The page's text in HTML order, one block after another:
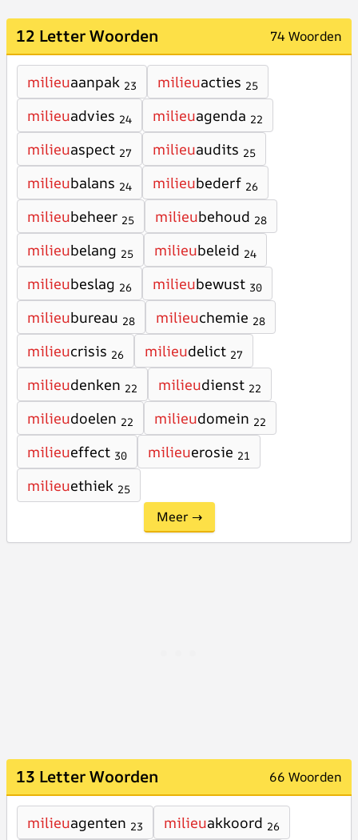
12 Letter Woorden 74 Woorden
milieuaanpak 23 milieuacties 25
milieuadvies 24 milieuagenda 22
milieuaspect 27 milieuaudits 25
milieubalans 24 milieubederf 26
milieubeheer 25 milieubehoud 28
milieubelang 25 milieubeleid 24
milieubeslag 26 milieubewust 30
milieubureau 28 milieuchemie 28
milieucrisis 26 milieudelict 27
milieudenken 22 milieudienst 22
milieudoelen 22 milieudomein 22
milieueffect 30 milieuerosie 21
milieuethiek 25
Meer →
13 Letter Woorden 66 Woorden
milieuagenten 23 milieuakkoord 26